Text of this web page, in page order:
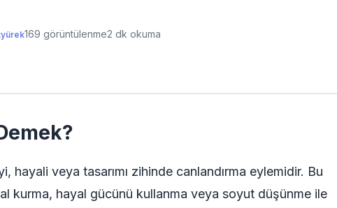
169 görüntülenme2 dk okuma
hayali veya tasarımı zihinde canlandırma eylemidir. Bu
kurma, hayal gücünü kullanma veya soyut düşünme ile